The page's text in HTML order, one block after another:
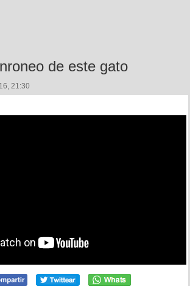
de este gato
21:30